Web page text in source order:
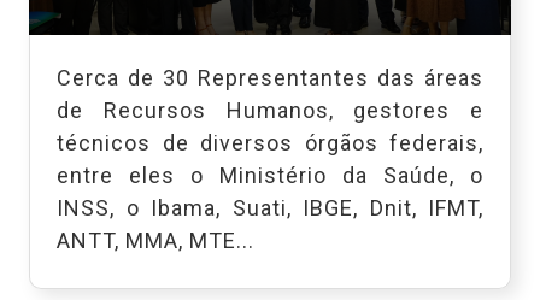
Cerca de 30 Representantes das áreas
de Recursos Humanos, gestores e
técnicos de diversos órgãos federais,
entre eles o Ministério da Saúde, o
INSS, o Ibama, Suati, IBGE, Dnit, IFMT,
ANTT, MMA, MTE...